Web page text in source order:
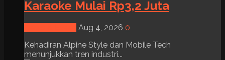
Karaoke Mulai Rp3,2 Juta
Aug 4, 2026 0
Kehadiran Alpine Style dan Mobile Tech
menunjukkan tren industri...